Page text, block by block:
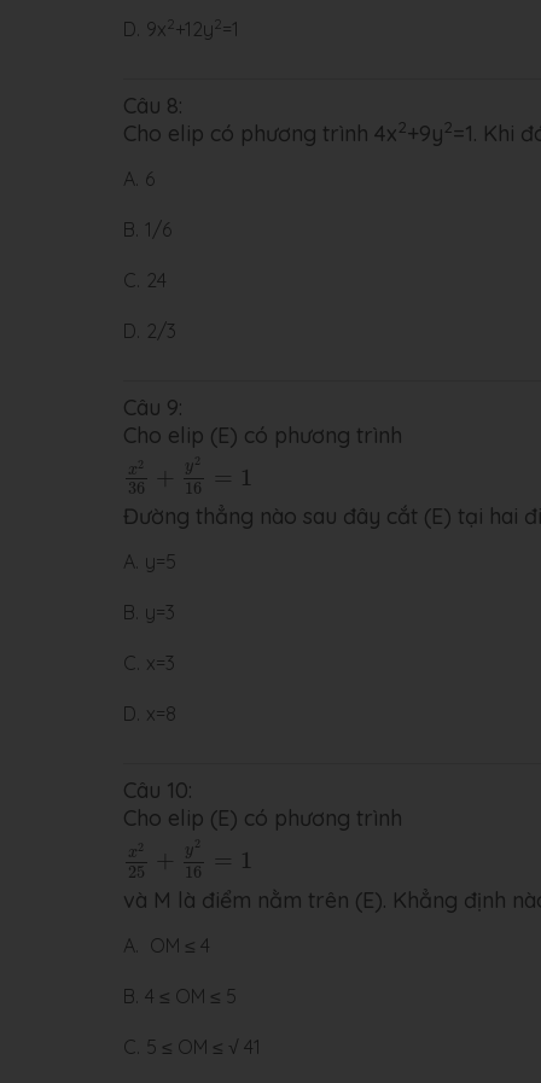
D. 9x 2+12y 2=1
Câu 8:
Cho elip có phương trình 4x2+9y2=1. Khi
A. 6
B. 1/6
C. 24
D. 2/3
Câu 9:
Cho elip (E) có phương trình
x2
36 + y2
16 = 1
y 2 16
Đường thẳng nào sau đây cắt (E) tại hai
A. y=5
B. y=3
C. x=3
D. x=8
Câu 10:
Cho elip (E) có phương trình
x2
25 + y2
16 = 1
2 y 2 16
và M là điểm nằm trên (E). Khẳng định
A. OM ≤ 4
B. 4 ≤ OM ≤ 5
C. 5 ≤ OM ≤ √ 41